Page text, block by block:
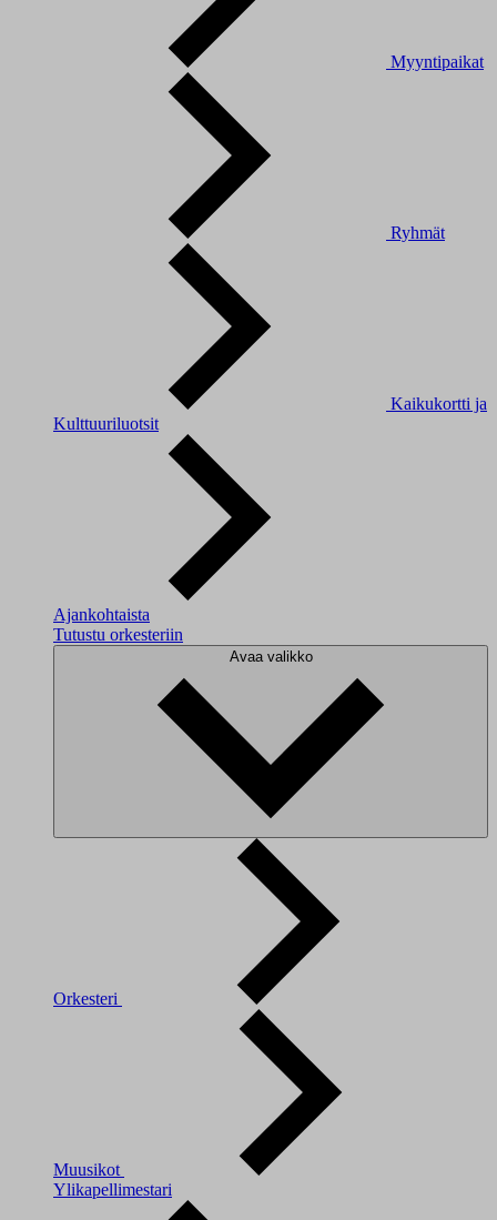
Myyntipaikat
Ryhmät
Kaikukortti ja
Kulttuuriluotsit
Ajankohtaista
Tutustu orkesteriin
Avaa valikko
Orkesteri
Muusikot
Ylikapellimestari